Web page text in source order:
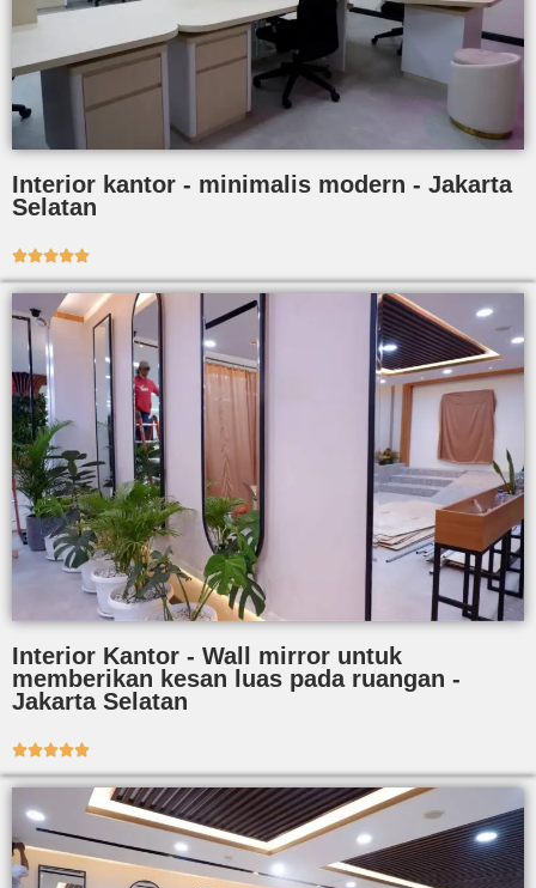
Interior kantor - minimalis modern - Jakarta
Selatan

Interior Kantor - Wall mirror untuk
memberikan kesan luas pada ruangan -
Jakarta Selatan
